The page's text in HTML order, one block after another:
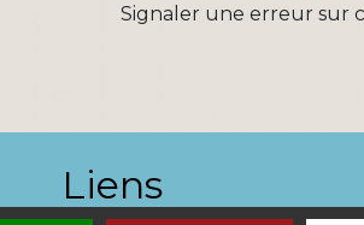
Signaler une erreur sur
Liens